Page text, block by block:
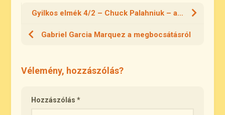
Gyilkos elmék 4/2 – Chuck Palahniuk – alkotás
Gabriel Garcia Marquez a megbocsátásról
Vélemény, hozzászólás?
Hozzászólás*